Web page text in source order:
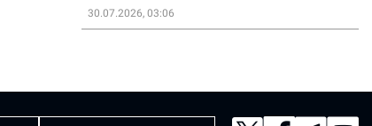
30.07.2026, 03:06